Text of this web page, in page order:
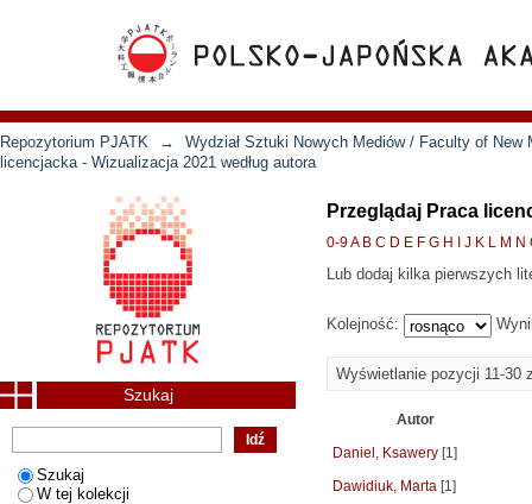
Repozytorium PJATK →
Wydział Sztuki Nowych Mediów / Faculty of New
licencjacka - Wizualizacja 2021 według autora
Przeglądaj Praca
0-9A B C D E F G H J K L M N
Lub dodaj kilka pierwszych
Kolejność:
Wyświetlanie pozycji 11-30
Autor
Daniel, Ksawery [1]
Dawidiuk, Marta [1]
Szukaj
Szukaj
W tej kolekcji